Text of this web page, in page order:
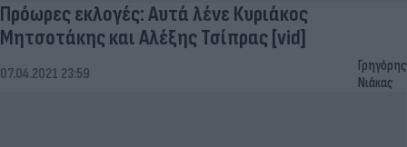
Πρόωρες εκλογές: Αυτά λένε Κυριάκος
Μητσοτάκης και Αλέξης Τσίπρας [vid]
07.04.2021 23:59
Γρηγόρης
Νιάκας